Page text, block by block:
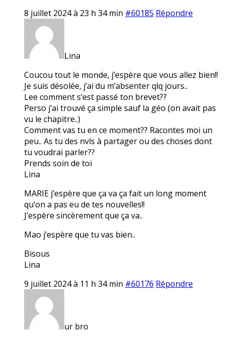
8 juillet 2024 à 23 h 34 min #60185 Répondre
Lina
Coucou tout le monde, j’espère que vous allez bien!!
Je suis désolée, j’ai du m’absenter qlq jours..
Lee comment s’est passé ton brevet??
Perso j’ai trouvé ça simple sauf la géo (on avait pas
vu le chapitre..)
Comment vas tu en ce moment?? Racontes moi un
peu.. As tu des nvls à partager ou des choses dont
tu voudrai parler??
Prends soin de toi
Lina
MARIE j’espère que ça va ça fait un long moment
qu’on a pas eu de tes nouvelles!!
J’espère sincèrement que ça va..
Mao j’espère que tu vas bien..
Bisous
Lina
9 juillet 2024 à 11 h 34 min #60176 Répondre
ur bro